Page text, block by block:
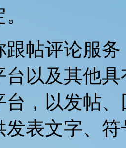
跟帖评论服
台以及其他
台，以发帖
发表文字、